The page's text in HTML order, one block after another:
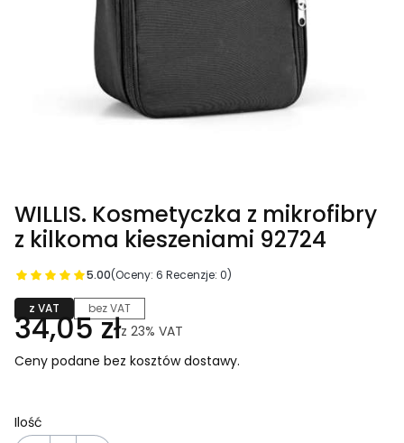
WILLIS. Kosmetyczka z mikrofibry
z kilkoma kieszeniami 92724
5.00(Oceny: 6 Recenzje: 0)
z VAT bez VAT
34,05 złz 23% VAT
Ceny podane bez kosztów dostawy.
Ilość